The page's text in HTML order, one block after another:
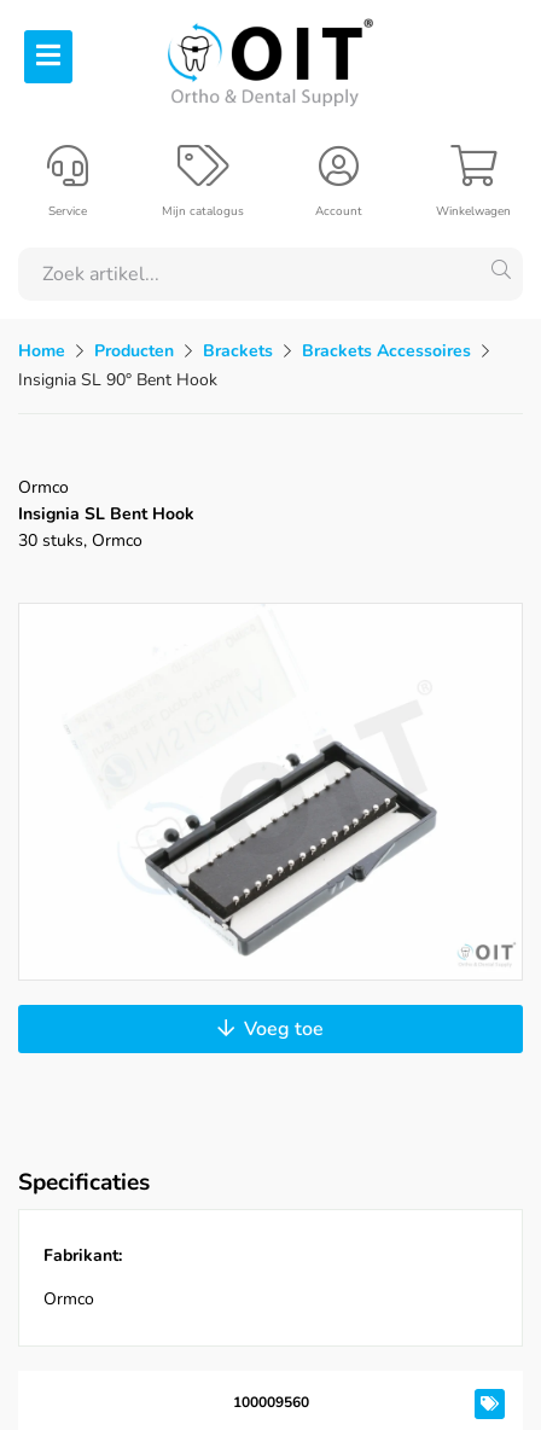
Winkelwagen
Account
Mijn catalogus
Service
Home Producten Brackets
Brackets Accessoires
Insignia SL 90° Bent Hook
Ormco
Insignia SL Bent Hook
30 stuks, Ormco
Voeg toe
Specificaties
Fabrikant:
Ormco
100009560